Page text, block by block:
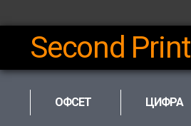
Second Print
ОФСЕТ ЦИФРА